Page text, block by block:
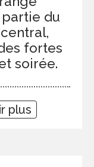
du
fortes
soirée.
plus